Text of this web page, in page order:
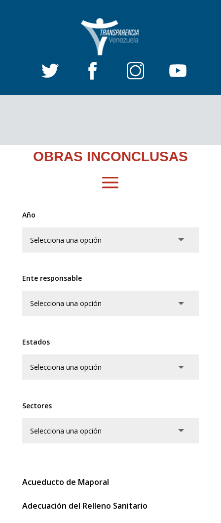
OBRAS INCONCLUSAS
Año
Ente responsable
Estados
Sectores
Acueducto de Maporal
Adecuación del Relleno Sanitario